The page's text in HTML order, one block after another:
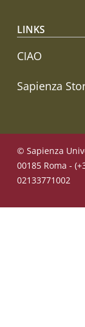
LINKS
CIAO
Sapienza
© Sapienza
00185 Roma -
02133771002